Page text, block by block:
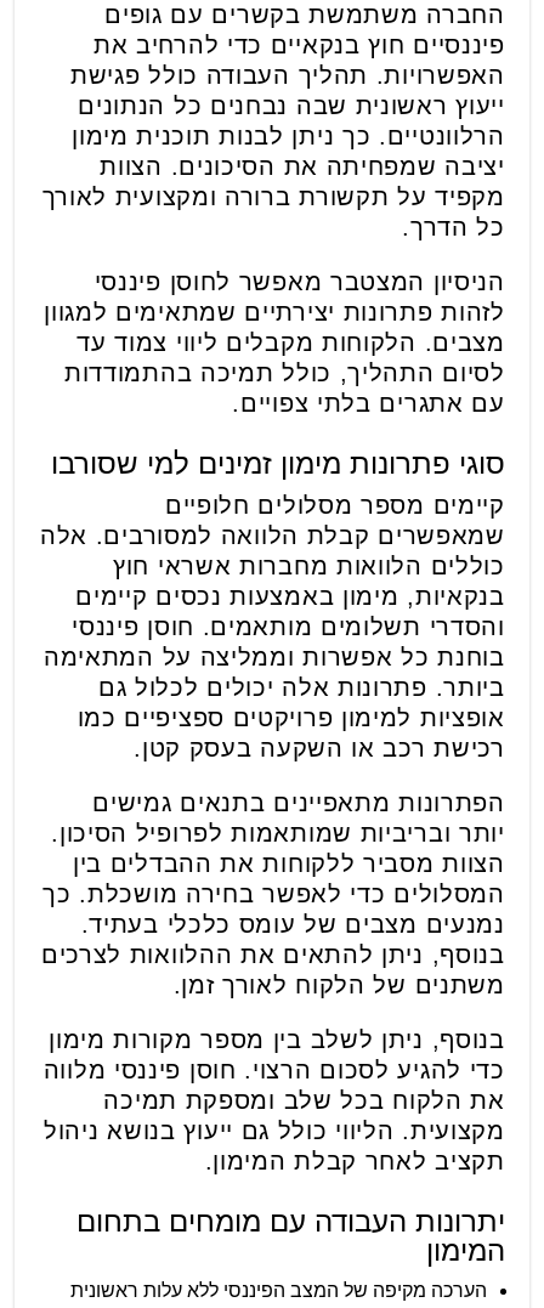
החברה משתמשת בקשרים עם גופים
פיננסיים חוץ בנקאיים כדי להרחיב את
האפשרויות. תהליך העבודה כולל פגישת
ייעוץ ראשונית שבה נבחנים כל הנתונים
הרלוונטיים. כך ניתן לבנות תוכנית מימון
יציבה שמפחיתה את הסיכונים. הצוות
מקפיד על תקשורת ברורה ומקצועית לאורך
כל הדרך.
הניסיון המצטבר מאפשר לחוסן פיננסי
לזהות פתרונות יצירתיים שמתאימים למגוון
מצבים. הלקוחות מקבלים ליווי צמוד עד
לסיום התהליך, כולל תמיכה בהתמודדות
עם אתגרים בלתי צפויים.
סוגי פתרונות מימון זמינים למי שסורבו
קיימים מספר מסלולים חלופיים
שמאפשרים קבלת הלוואה למסורבים. אלה
כוללים הלוואות מחברות אשראי חוץ
בנקאיות, מימון באמצעות נכסים קיימים
והסדרי תשלומים מותאמים. חוסן פיננסי
בוחנת כל אפשרות וממליצה על המתאימה
ביותר. פתרונות אלה יכולים לכלול גם
אופציות למימון פרויקטים ספציפיים כמו
רכישת רכב או השקעה בעסק קטן.
הפתרונות מתאפיינים בתנאים גמישים
יותר ובריביות שמותאמות לפרופיל הסיכון.
הצוות מסביר ללקוחות את ההבדלים בין
המסלולים כדי לאפשר בחירה מושכלת. כך
נמנעים מצבים של עומס כלכלי בעתיד.
בנוסף, ניתן להתאים את ההלוואות לצרכים
משתנים של הלקוח לאורך זמן.
בנוסף, ניתן לשלב בין מספר מקורות מימון
כדי להגיע לסכום הרצוי. חוסן פיננסי מלווה
את הלקוח בכל שלב ומספקת תמיכה
מקצועית. הליווי כולל גם ייעוץ בנושא ניהול
תקציב לאחר קבלת המימון.
יתרונות העבודה עם מומחים בתחום
המימון
הערכה מקיפה של המצב הפיננסי ללא עלות ראשונית